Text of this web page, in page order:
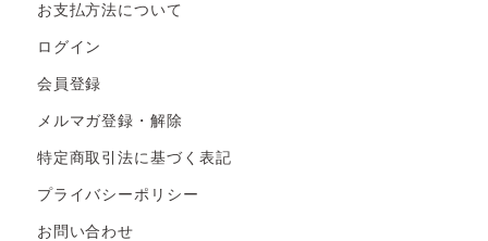
お支払方法について
ログイン
会員登録
メルマガ登録・解除
特定商取引法に基づく表記
プライバシーポリシー
お問い合わせ